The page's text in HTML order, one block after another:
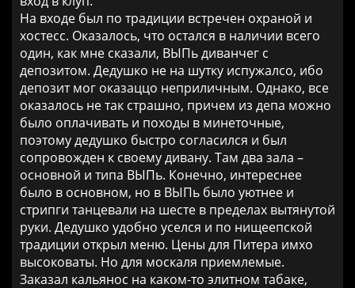
На входе был по традиции встречен охраной и
хостесс. Оказалось, что остался в наличии всего
один, как мне сказали, ВЫПь диванчег с
депозитом. Дедушко не на шутку испужалсо, ибо
депозит мог оказаццо неприличным. Однако, все
оказалось не так страшно, причем из депа можно
было оплачивать и походы в минеточные,
поэтому дедушко быстро согласился и был
сопровожден к своему дивану. Там два зала –
основной и типа ВЫПь. Конечно, интереснее
было в основном, но в ВЫПь было уютнее и
стрипги танцевали на шесте в пределах вытянутой
руки. Дедушко удобно уселся и по нищеепской
традиции открыл меню. Цены для Питера имхо
высоковаты. Но для москаля приемлемые.
Заказал кальянос на каком-то элитном табаке,